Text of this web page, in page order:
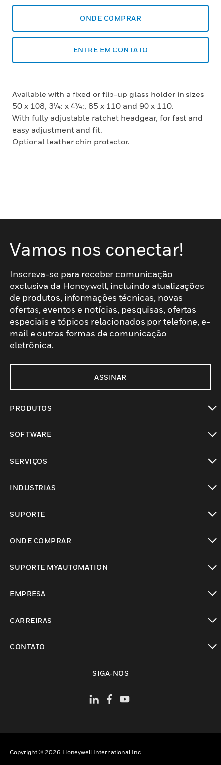
ONDE COMPRAR
ENTRE EM CONTATO
Available with a fixed or flip-up glass holder in sizes
50 x 108, 3¼: x 4¼:, 85 x 110 and 90 x 110.
With fully adjustable ratchet headgear, for fast and
easy adjustment and fit.
Optional leather chin protector.
Vamos nos conectar!
Inscreva-se para receber comunicação
exclusiva da Honeywell, incluindo atualizações
de produtos, informações técnicas, novas
ofertas, eventos e notícias, pesquisas, ofertas
especiais e tópicos relacionados por telefone, e-
mail e outras formas de comunicação
eletrônica.
ASSINAR
PRODUTOS
SOFTWARE
SERVIÇOS
INDUSTRIAS
SUPORTE
ONDE COMPRAR
SUPORTE MYAUTOMATION
EMPRESA
CARREIRAS
CONTATO
SIGA-NOS
Copyright © 2026 Honeywell International Inc